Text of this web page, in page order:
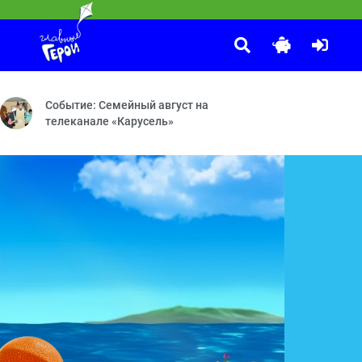
бояться
Песенки Фортуны
Симбиоз
Событие: Семейный август на
телеканале «Карусель»